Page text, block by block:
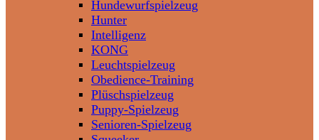
Hundewurfspielzeug
Hunter
Intelligenz
KONG
Leuchtspielzeug
Obedience-Training
Plüschspielzeug
Puppy-Spielzeug
Senioren-Spielzeug